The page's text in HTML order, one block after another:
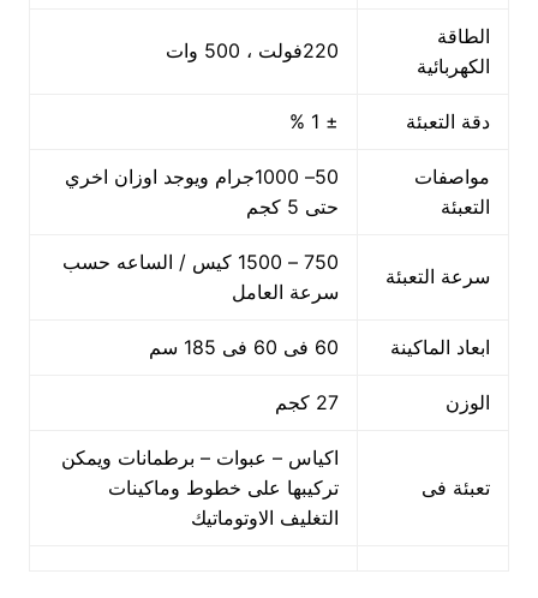
الطاقة
الكهربائية
220فولت ، 500 وات
دقة التعبئة ± 1 %
مواصفات
التعبئة
50– 1000جرام ويوجد اوزان اخري
حتى 5 كجم
سرعة التعبئة
750 – 1500 كيس / الساعه حسب
سرعة العامل
ابعاد الماكينة 60 فى 60 فى 185 سم
الوزن 27 كجم
تعبئة فى
اكياس – عبوات – برطمانات ويمكن
تركيبها على خطوط وماكينات
التغليف الاوتوماتيك